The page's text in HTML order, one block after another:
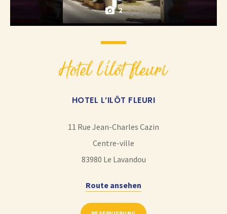
2
hotel l’ilôt fleuri
HOTEL L’ILÔT FLEURI
11 Rue Jean-Charles Cazin
Centre-ville
83980 Le Lavandou
Route ansehen